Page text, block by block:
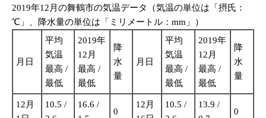
2019年12月の舞鶴市の気温データ（気温の単位は「摂氏：
℃」、降水量の単位は「ミリメートル：mm」）
月日
平均
気温
最高 /
最低
2019年
12月
最高 /
最低
降
水
量
月日
平均
気温
最高 /
最低
2019年
12月
最高 /
最低
降
水
量
12月
10.5 /
16.6 /
0
12月
10.5 /
13.9 /
0